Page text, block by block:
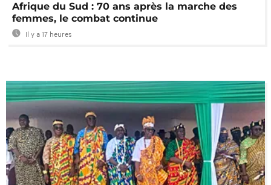
Afrique du Sud : 70 ans après la marche des
femmes, le combat continue
Il y a 17 heures